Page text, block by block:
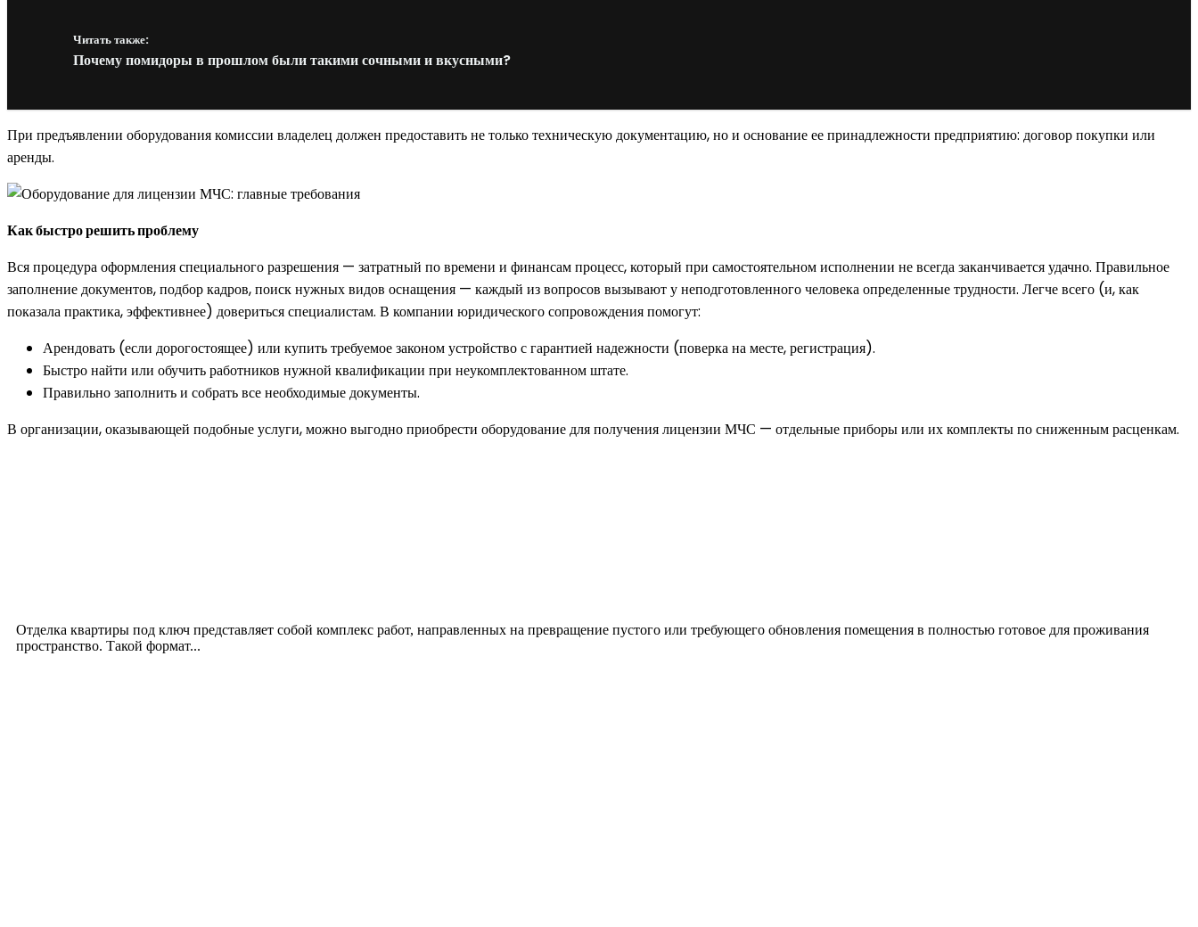
Читать также:
Почему помидоры в прошлом были такими сочными и вкусными?
При предъявлении оборудования комиссии владелец должен предоставить не только техническую документацию, но и основание ее принадлежности предприятию: договор покупки или
аренды.
Как быстро решить проблему
Вся процедура оформления специального разрешения — затратный по времени и финансам процесс, который при самостоятельном исполнении не всегда заканчивается удачно. Правильное
заполнение документов, подбор кадров, поиск нужных видов оснащения — каждый из вопросов вызывают у неподготовленного человека определенные трудности. Легче всего (и, как
показала практика, эффективнее) довериться специалистам. В компании юридического сопровождения помогут:
Арендовать (если дорогостоящее) или купить требуемое законом устройство с гарантией надежности (поверка на месте, регистрация).
Быстро найти или обучить работников нужной квалификации при неукомплектованном штате.
Правильно заполнить и собрать все необходимые документы.
В организации, оказывающей подобные услуги, можно выгодно приобрести оборудование для получения лицензии МЧС — отдельные приборы или их комплекты по сниженным расценкам.
Отделка квартиры под ключ представляет собой комплекс работ, направленных на превращение пустого или требующего обновления помещения в полностью готовое для проживания
пространство. Такой формат...